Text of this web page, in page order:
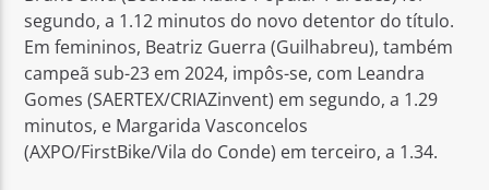
segundo, a 1.12 minutos do novo detentor do título.
Em femininos, Beatriz Guerra (Guilhabreu), também
campeã sub-23 em 2024, impôs-se, com Leandra
Gomes (SAERTEX/CRIAZinvent) em segundo, a 1.29
minutos, e Margarida Vasconcelos
(AXPO/FirstBike/Vila do Conde) em terceiro, a 1.34.